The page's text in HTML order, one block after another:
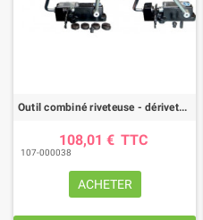
Outil combiné riveteuse - dériveteuse
108,01 € TTC
107-000038
ACHETER